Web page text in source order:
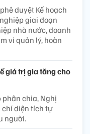
duyệt Kế hoạch
giai đoạn
nhà nước, doanh
vi quản lý, hoàn
giá trị gia tăng cho
phân chia, Nghị
chí diện tích tự
người.